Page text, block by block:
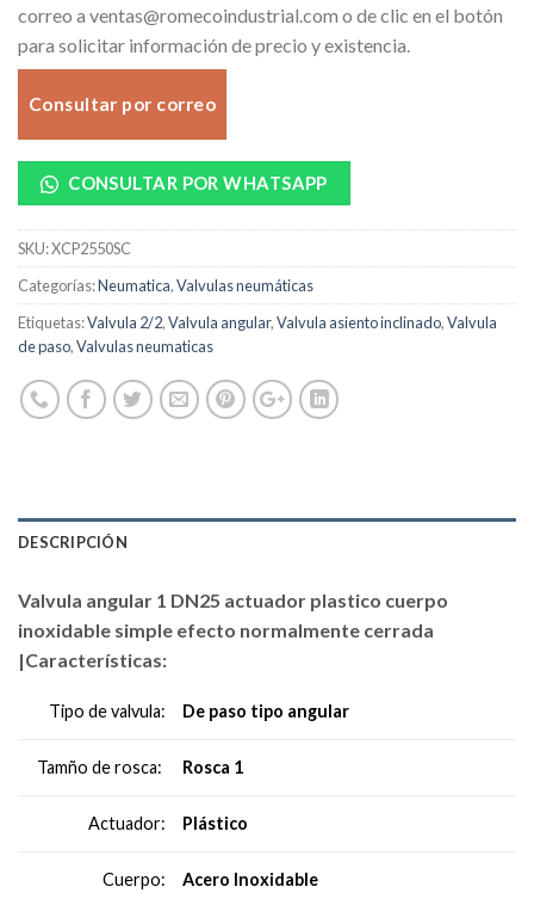
correo a ventas@romecoindustrial.com o de clic en el botón
para solicitar información de precio y existencia.
Consultar por correo
CONSULTAR POR WHATSAPP
SKU:XCP2550SC
Categorías:Neumatica,Valvulas neumáticas
Etiquetas:Valvula 2/2,Valvula angular,Valvula asiento inclinado,Valvula
de paso,Valvulas neumaticas
DESCRIPCIÓN
Valvula angular 1 DN25 actuador plastico cuerpo
inoxidable simple efecto normalmente cerrada
|Características:
Tipo de valvula: De paso tipo angular
Tamño de rosca: Rosca 1
Actuador: Plástico
Cuerpo: Acero Inoxidable